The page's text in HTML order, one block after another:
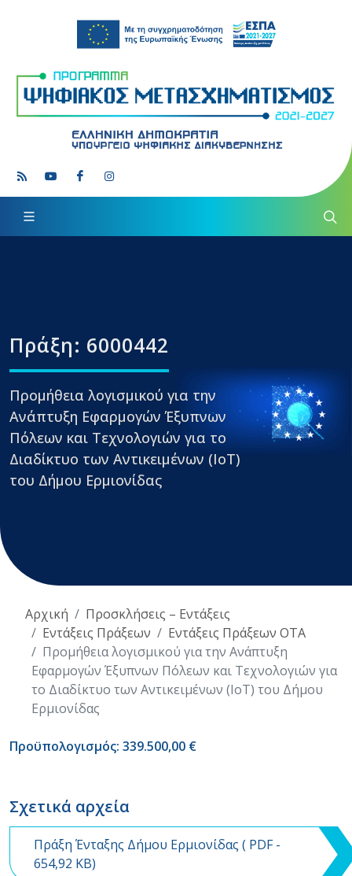
Πράξη: 6000442
Προμήθεια λογισμικού για την
Ανάπτυξη Εφαρμογών Έξυπνων
Πόλεων και Τεχνολογιών για το
Διαδίκτυο των Αντικειμένων (IoT)
του Δήμου Ερμιονίδας
Αρχική
Προσκλήσεις – Εντάξεις
Εντάξεις Πράξεων
Εντάξεις Πράξεων ΟΤΑ
Προμήθεια λογισμικού για την Ανάπτυξη
Εφαρμογών Έξυπνων Πόλεων και Τεχνολογιών για
το Διαδίκτυο των Αντικειμένων (IoT) του Δήμου
Ερμιονίδας
Προϋπολογισμός: 339.500,00 €
Σχετικά αρχεία
Πράξη Ένταξης Δήμου Ερμιονίδας ( PDF-
654,92 KB)